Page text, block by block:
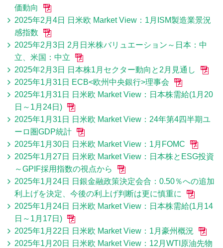
価動向
2025年2月4日 日米欧 Market View：1月ISM製造業景況
感指数
2025年2月3日 2月日米株バリュエーション～日本：中
立、米国：中立
2025年2月3日 日本株1月セクター動向と2月見通し
2025年1月31日 ECB<欧州中央銀行>理事会
2025年1月31日 日米欧 Market View：日本株需給(1月20
日～1月24日)
2025年1月31日 日米欧 Market View：24年第4四半期ユ
ーロ圏GDP統計
2025年1月30日 日米欧 Market View：1月FOMC
2025年1月27日 日米欧 Market View：日本株とESG投資
～GPIF採用指数の視点から
2025年1月24日 日銀金融政策決定会合：0.50％への追加
利上げを決定、今後の利上げ判断は更に慎重に
2025年1月24日 日米欧 Market View：日本株需給(1月14
日～1月17日)
2025年1月22日 日米欧 Market View：1月豪州概況
2025年1月20日 日米欧 Market View：12月WTI原油先物